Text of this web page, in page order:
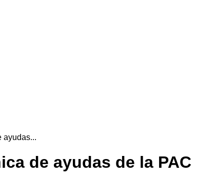
ayudas...
de ayudas de la PAC